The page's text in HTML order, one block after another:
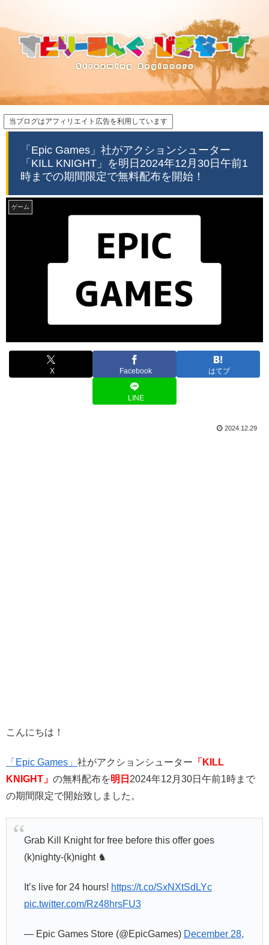
当ブログはアフィリエイト広告を利用しています
「Epic Games」社がアクションシューター
「KILL KNIGHT」を明日2024年12月30日午前1
時までの期間限定で無料配布を開始！
ゲーム
X Facebook はてブ
LINE
2024.12.29
こんにちは！
「Epic Games」 社がアクションシューター 「KILL
KNIGHT」 の無料配布を明日 2024年12月30日午前1時まで
の期間限定で開始致しました。
Grab Kill Knight for free before this offer goes
(k)nighty-(k)night ♞
It’s live for 24 hours! https://t.co/SxNXtSdLYc
pic.twitter.com/Rz48hrsFU3
— Epic Games Store (@EpicGames) December 28,